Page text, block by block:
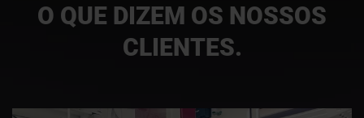
O QUE DIZEM OS NOSSOS
CLIENTES.